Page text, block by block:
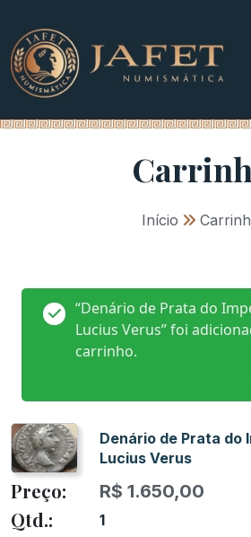
Início »
“Denário de Prata do
Lucius Verus” foi
carrinho.
Denário de Prata do
Lucius Verus
R$ 1.650,00
1